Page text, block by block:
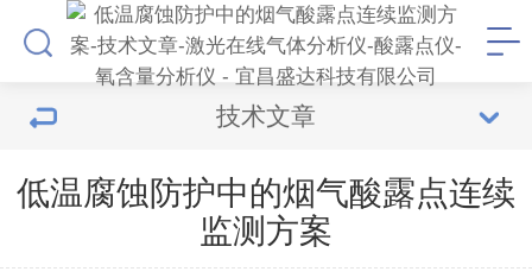
技术文章
低温腐蚀防护中的烟气酸露点连续
监测方案